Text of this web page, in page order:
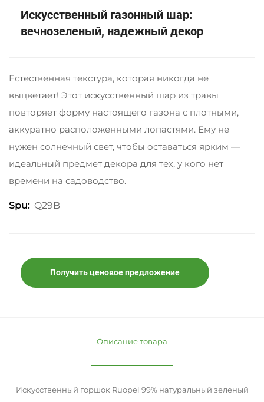
Искусственный газонный шар:
вечнозеленый, надежный декор
Естественная текстура, которая никогда не
выцветает! Этот искусственный шар из травы
повторяет форму настоящего газона с плотными,
аккуратно расположенными лопастями. Ему не
нужен солнечный свет, чтобы оставаться ярким —
идеальный предмет декора для тех, у кого нет
времени на садоводство.
Spu: Q29B
Получить ценовое предложение
Описание товара
Искусственный горшок Ruopei 99% натуральный зеленый